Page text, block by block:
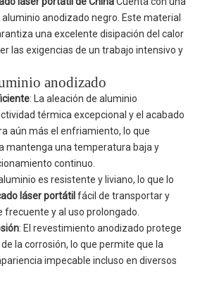
anodizado negro. Este material
una excelente disipación del calor
las exigencias de un trabajo intensivo y
anodizado
: La aleación de aluminio
térmica excepcional y el acabado
aún más el enfriamiento, lo que
mantenga una temperatura baja y
continuo.
es resistente y liviano, lo que lo
láser portátil fácil de transportar y
y al uso prolongado.
: El revestimiento anodizado protege
la corrosión, lo que permite que la
impecable incluso en diversos